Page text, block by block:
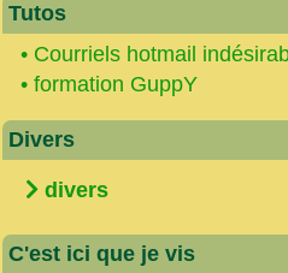
Tutos
• Courriels hotmail
• formation GuppY
Divers
divers
C'est ici que je vis